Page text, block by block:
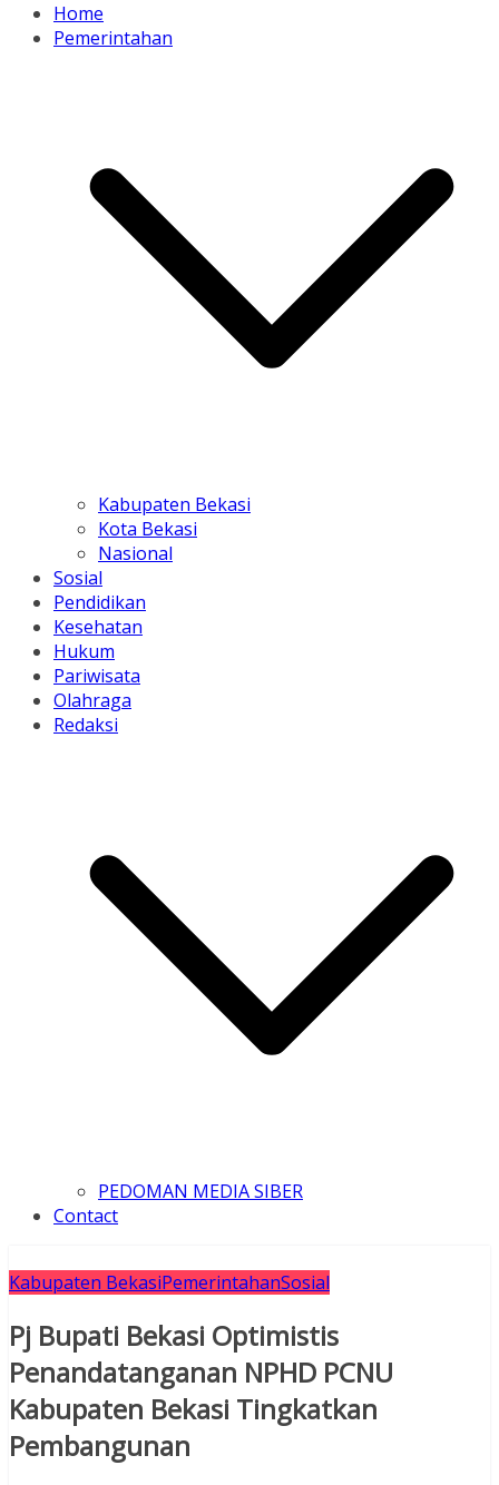
Home
Pemerintahan
Kabupaten Bekasi
Kota Bekasi
Nasional
Sosial
Pendidikan
Kesehatan
Hukum
Pariwisata
Olahraga
Redaksi
PEDOMAN MEDIA SIBER
Contact
Kabupaten BekasiPemerintahanSosial
Pj Bupati Bekasi Optimistis
Penandatanganan NPHD PCNU
Kabupaten Bekasi Tingkatkan
Pembangunan